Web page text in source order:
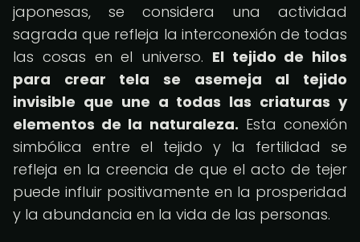
japonesas, se considera una actividad
sagrada que refleja la interconexión de todas
las cosas en el universo. El tejido de hilos
para crear tela se asemeja al tejido
invisible que une a todas las criaturas y
elementos de la naturaleza. Esta conexión
simbólica entre el tejido y la fertilidad se
refleja en la creencia de que el acto de tejer
puede influir positivamente en la prosperidad
y la abundancia en la vida de las personas.